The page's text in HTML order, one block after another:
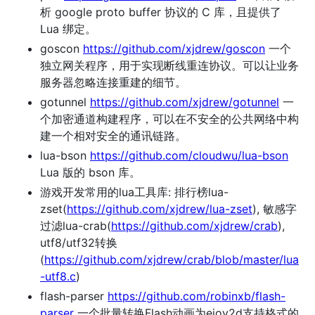
析 google proto buffer 协议的 C 库，且提供了
Lua 绑定。
goscon https://github.com/xjdrew/goscon 一个
独立网关程序，用于实现断线重连协议。可以让业务
服务器忽略连接重建的细节。
gotunnel https://github.com/xjdrew/gotunnel 一
个加密通道构建程序，可以在不安全的公共网络中构
建一个相对安全的通讯链路。
lua-bson https://github.com/cloudwu/lua-bson
Lua 版的 bson 库。
游戏开发常用的lua工具库: 排行榜lua-
zset(https://github.com/xjdrew/lua-zset), 敏感字
过滤lua-crab(https://github.com/xjdrew/crab),
utf8/utf32转换
(https://github.com/xjdrew/crab/blob/master/lua
-utf8.c)
flash-parser https://github.com/robinxb/flash-